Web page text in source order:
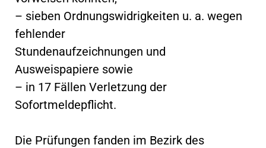
– sieben Ordnungswidrigkeiten u. a. wegen
fehlender
Stundenaufzeichnungen und
Ausweispapiere sowie
– in 17 Fällen Verletzung der
Sofortmeldepflicht.
Die Prüfungen fanden im Bezirk des